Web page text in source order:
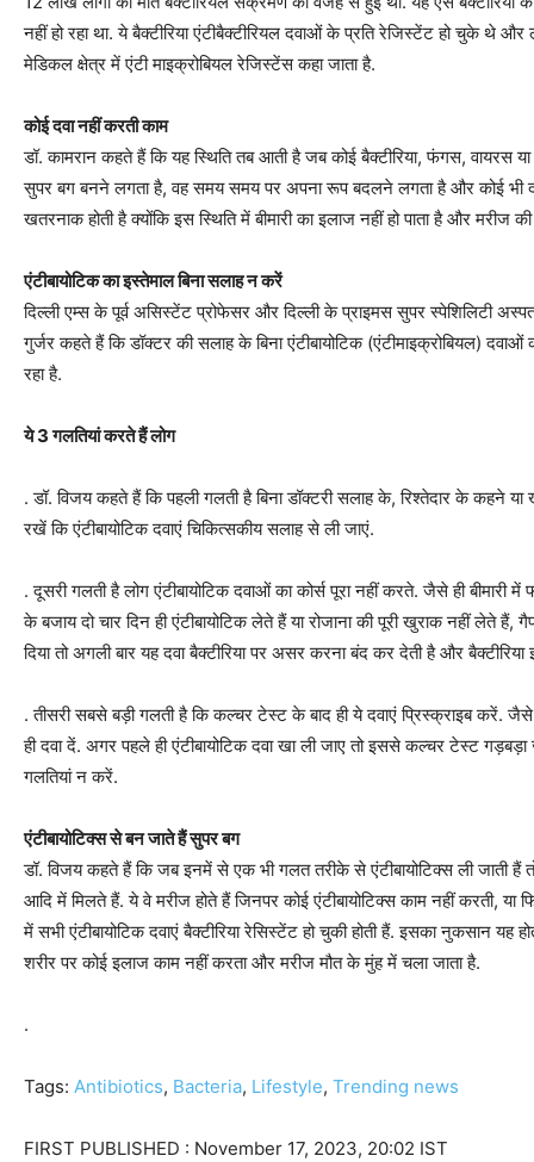
नहीं हो रहा था. ये बैक्‍टीरिया एंटीबैक्टीरियल दवाओं के प्रति रेजिस्‍टेंट हो चुके थे
मेडिकल क्षेत्र में एंटी माइक्रोबियल रेजिस्‍टेंस कहा जाता है.
कोई दवा नहीं करती काम
डॉ. कामरान कहते हैं कि यह स्थिति तब आती है जब कोई बैक्‍टीरिया, फंगस, वायरस
सुपर बग बनने लगता है, वह समय समय पर अपना रूप बदलने लगता है और कोई भी
खतरनाक होती है क्‍योंकि इस स्थिति में बीमारी का इलाज नहीं हो पाता है और मरीज की
एंटीबायोटिक का इस्‍तेमाल बिना सलाह न करें
दिल्‍ली एम्स के पूर्व असिस्टेंट प्रोफेसर और दिल्‍ली के प्राइमस सुपर स्‍पेशिलिटी
गुर्जर कहते हैं कि डॉक्टर की सलाह के बिना एंटीबायोटिक (एंटीमाइक्रोबियल)
रहा है.
ये 3 गलतियां करते हैं लोग
. डॉ. विजय कहते हैं कि पहली गलती है बिना डॉक्‍टरी सलाह के, रिश्‍तेदार के कहने या
रखें कि एंटीबायोटिक दवाएं चिकित्‍सकीय सलाह से ली जाएं.
. दूसरी गलती है लोग एंटीबायोटि‍क दवाओं का कोर्स पूरा नहीं करते. जैसे ही बीमारी
के बजाय दो चार दिन ही एंटीबायोटिक लेते हैं या रोजाना की पूरी खुराक नहीं लेते
दिया तो अगली बार यह दवा बैक्‍टीरिया पर असर करना बंद कर देती है और
. तीसरी सबसे बड़ी गलती है कि कल्‍चर टेस्‍ट के बाद ही ये दवाएं प्रिस्क्राइब करें.
ही दवा दें. अगर पहले ही एंटीबायो‍टिक दवा खा ली जाए तो इससे कल्‍चर टेस्‍ट
गलतियां न करें.
एंटीबायोटिक्‍स से बन जाते हैं सुपर बग
डॉ. विजय कहते हैं कि जब इनमें से एक भी गलत तरीके से एंटीबायोटिक्‍स ली जाती
आदि में मिलते हैं. ये वे मरीज होते हैं जिनपर कोई एंटीबायोटिक्‍स काम नहीं करती, या
में सभी एंटीबायोटिक दवाएं बैक्‍टीरिया रेसिस्‍टेंट हो चुकी होती हैं. इसका नुकसान यह
शरीर पर कोई इलाज काम नहीं करता और मरीज मौत के मुंह में चला जाता है.
.
Tags: Antibiotics, Bacteria, Lifestyle, Trending news
FIRST PUBLISHED : November 17, 2023, 20:02 IST